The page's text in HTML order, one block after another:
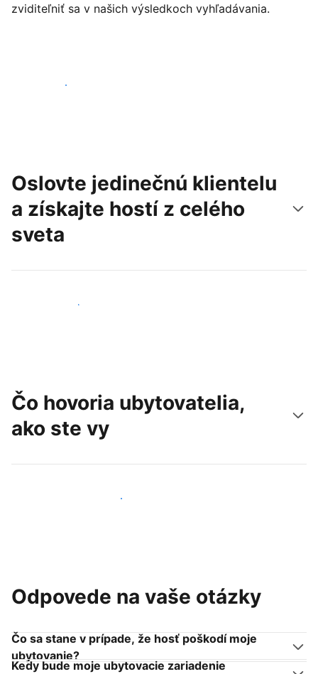
zviditeľniť sa v našich výsledkoch vyhľadávania.
Začať ešte dnes
Oslovte jedinečnú klientelu
a získajte hostí z celého
sveta
Osloviť nových hostí
Čo hovoria ubytovatelia,
ako ste vy
Pridať sa k podobným ubytovateľom
Odpovede na vaše otázky
Čo sa stane v prípade, že hosť poškodí moje
ubytovanie?
Kedy bude moje ubytovacie zariadenie